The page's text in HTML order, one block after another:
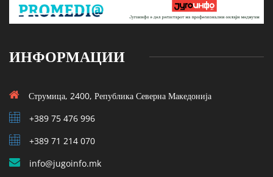
ИНФОРМАЦИИ
Струмица, 2400, Република Северна Македонија
+389 75 476 996
+389 71 214 070
info@jugoinfo.mk